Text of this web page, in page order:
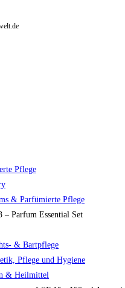
Pflege
& Parfümierte Pflege
& Bartpflege
Pflege und Hygiene
& Heilmittel